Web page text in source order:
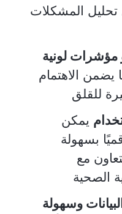
المشكلات
مؤشرات لونية
يضمن الاهتمام
للقلق
يمكن
بسهولة
مع
الصحية
وسهولة